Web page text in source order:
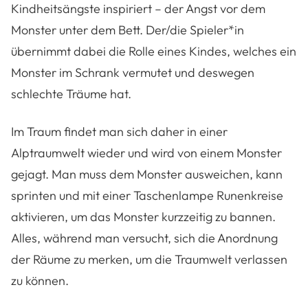
Kindheitsängste inspiriert – der Angst vor dem
Monster unter dem Bett. Der/die Spieler*in
übernimmt dabei die Rolle eines Kindes, welches ein
Monster im Schrank vermutet und deswegen
schlechte Träume hat.
Im Traum findet man sich daher in einer
Alptraumwelt wieder und wird von einem Monster
gejagt. Man muss dem Monster ausweichen, kann
sprinten und mit einer Taschenlampe Runenkreise
aktivieren, um das Monster kurzzeitig zu bannen.
Alles, während man versucht, sich die Anordnung
der Räume zu merken, um die Traumwelt verlassen
zu können.